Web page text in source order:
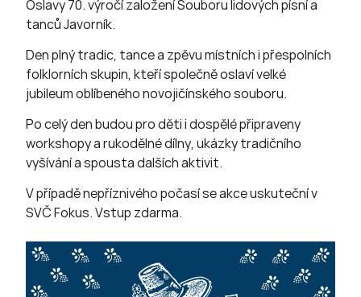
Oslavy 70. výročí založení Souboru lidových písní a
tanců Javorník.
Den plný tradic, tance a zpěvu místních i přespolních
folklorních skupin, kteří společně oslaví velké
jubileum oblíbeného novojičínského souboru.
Po celý den budou pro děti i dospělé připraveny
workshopy a rukodělné dílny, ukázky tradičního
vyšívání a spousta dalších aktivit.
V případě nepříznivého počasí se akce uskuteční v
SVČ Fokus. Vstup zdarma.